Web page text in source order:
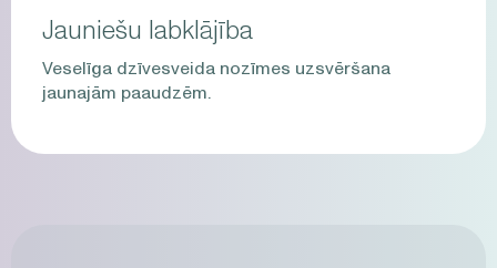
Jauniešu labklājība
Veselīga dzīvesveida nozīmes uzsvēršana
jaunajām paaudzēm.